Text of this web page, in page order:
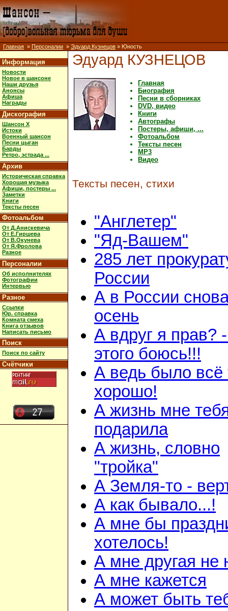
Главная » Персоналии » Эдуард Кузнецов » Юность
Информация
Новости
Новое в шансоне
Наши друзья
Анонсы
Афиша
Награды
Дискография
Шансон X
Истоки
Военный шансон
Песни цыган
Барды
Ретро, эстрада ...
Архив
Историческая справка
Хорошая музыка
Афиши, постеры ...
Заметки
Книги
Тексты песен
Фотоальбом
От Д.Анискевича
От Е.Гиршева
От В.Окунева
От Я.Фролова
Разное
Персоналии
Об исполнителях
Фотографии
Интервью
Разное
Ссылки
Юр. справка
Комната смеха
Книга отзывов
Написать письмо
Поиск
Поиск по сайту
Счётчики
Эдуард КУЗНЕЦОВ
Главная
Биография
Песни в сборниках
DVD, видео
Книги
Автографы
Постеры, афиши, ...
Фотоальбом
Тексты песен
MP3
Видео
Тексты песен, стихи
"Англетер"
"Яд-Вашем"
285 лет
России
А в России
осень
А вдруг я прав?
этого боюсь!!!
А ведь было всё
хорошо!
А жизнь мне
подарила
А жизнь, словно
"тройка"
А Земля-то -
А как бывало...!
А мне бы
хотелось!
А мне другая не
А мне кажется
А может быть